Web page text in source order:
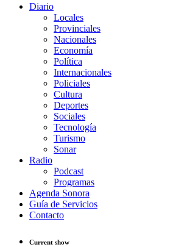
Diario
Locales
Provinciales
Nacionales
Economía
Política
Internacionales
Policiales
Cultura
Deportes
Sociales
Tecnología
Turismo
Sonar
Radio
Podcast
Programas
Agenda Sonora
Guía de Servicios
Contacto
Current show